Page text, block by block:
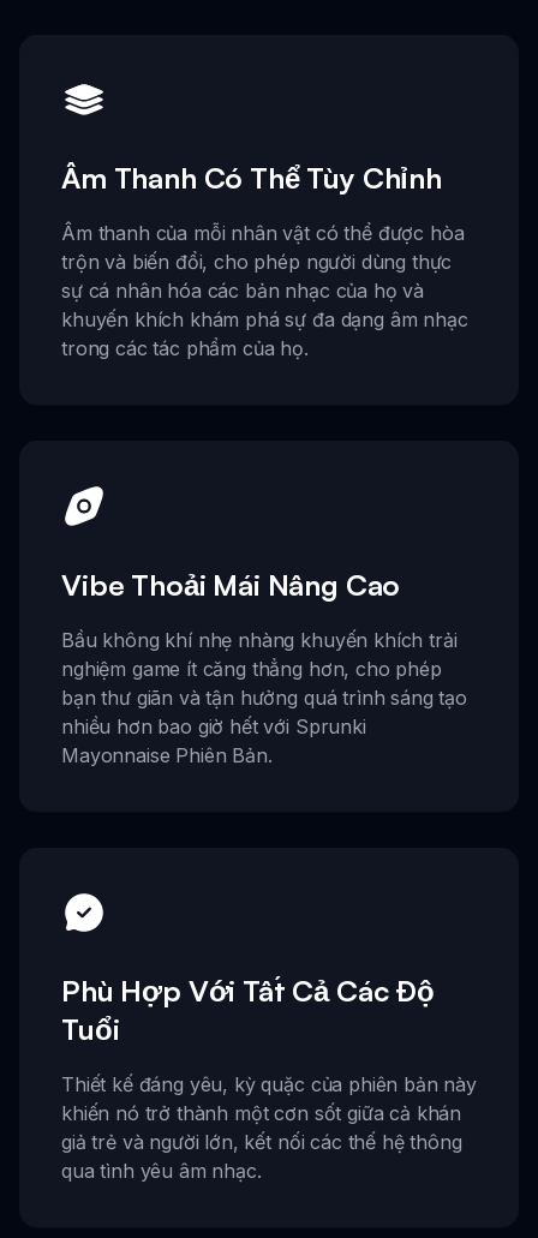
Âm Thanh Có Thể Tùy Chỉnh
Âm thanh của mỗi nhân vật có thể được hòa
trộn và biến đổi, cho phép người dùng thực
sự cá nhân hóa các bản nhạc của họ và
khuyến khích khám phá sự đa dạng âm nhạc
trong các tác phẩm của họ.
Vibe Thoải Mái Nâng Cao
Bầu không khí nhẹ nhàng khuyến khích trải
nghiệm game ít căng thẳng hơn, cho phép
bạn thư giãn và tận hưởng quá trình sáng tạo
nhiều hơn bao giờ hết với Sprunki
Mayonnaise Phiên Bản.
Phù Hợp Với Tất Cả Các Độ
Tuổi
Thiết kế đáng yêu, kỳ quặc của phiên bản này
khiến nó trở thành một cơn sốt giữa cả khán
giả trẻ và người lớn, kết nối các thế hệ thông
qua tình yêu âm nhạc.